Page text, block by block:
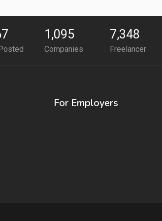
1,095
Companies
7,348
Freelancer
For Employers